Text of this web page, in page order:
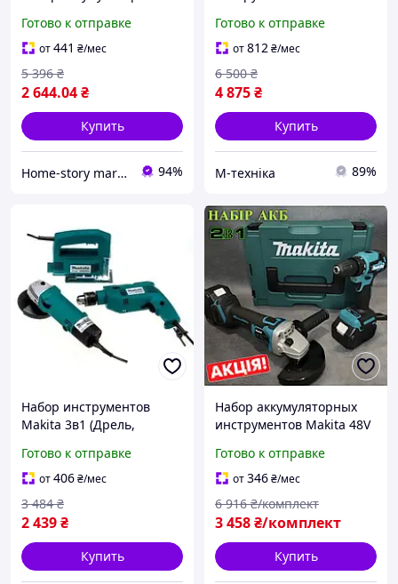
1 48 В 6.0Ah гайковерт с
подсветкой и УШМ 10000
об/мин в чемодане
Готово к отправке
от441 ₴/мес
2 644.04₴
5 396 ₴
Купить
Home-story market 94%
Высококачественный
универсальный набор
инструментов 4в1 war
Готово к отправке
от812₴/мес
4 875₴
6 500 ₴
Купить
М-техніка 89%
Набор инструментов
Makita 3в1 (Дрель,
Надежный набор
инструментов для дома
Макита mm
Готово к отправке
от406₴/мес
2 439₴
3 484 ₴
Купить
Набор аккумуляторных
инструментов Makita 48V
дрель+Болгарка) Угловая
шлифовальная машина
6Ah УШМ (Дрель
электрическая)
Готово к отправке
от346₴/мес
3 458₴/комплект
6 916 ₴/комплект
Купить